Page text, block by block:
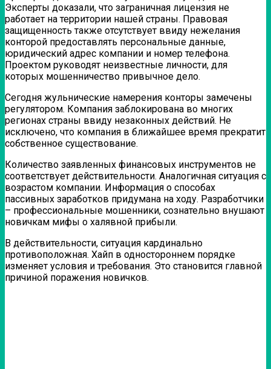
Эксперты доказали, что заграничная лицензия не
работает на территории нашей страны. Правовая
защищенность также отсутствует ввиду нежелания
конторой предоставлять персональные данные,
юридический адрес компании и номер телефона.
Проектом руководят неизвестные личности, для
которых мошенничество привычное дело.
Сегодня жульнические намерения конторы замечены
регулятором. Компания заблокирована во многих
регионах страны ввиду незаконных действий. Не
исключено, что компания в ближайшее время прекратит
собственное существование.
Количество заявленных финансовых инструментов не
соответствует действительности. Аналогичная ситуация с
возрастом компании. Информация о способах
пассивных заработков придумана на ходу. Разработчики
– профессиональные мошенники, сознательно внушают
новичкам мифы о халявной прибыли.
В действительности, ситуация кардинально
противоположная. Хайп в одностороннем порядке
изменяет условия и требования. Это становится главной
причиной поражения новичков.